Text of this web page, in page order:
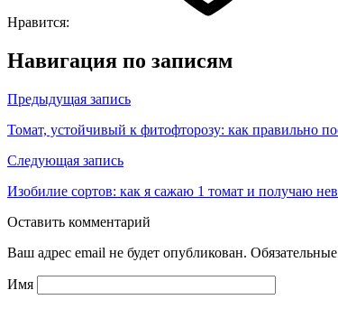
Нравится:
Навигация по записям
Предыдущая запись
Томат, устойчивый к фитофторозу: как правильно
Следующая запись
Изобилие сортов: как я сажаю 1 томат и получаю
Оставить комментарий
Ваш адрес email не будет опубликован.
Имя